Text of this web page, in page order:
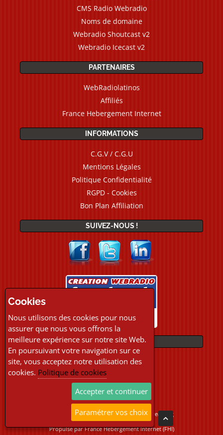
CMS Radio Webradio
Noms de domaine
Webradio Shoutcast v2
Webradio Icecast v2
PARTENAIRES
WebRadiolatinos
Affiliés
France Hebergement Internet
INFORMATIONS
C.G.V / C.G.U
Mentions Légales
Politique Confidentialité
RGPD - Cookies
Bon Plan Affiliation
SUIVEZ-NOUS !
PAIEMENTS
Copyright © 2026 Location Webradio Streaming
Tous droits réservés
Propulsé parFrance Hebergement Internet (FHI)
Cookies
Nous utilisons des cookies pour nous
assurer que nous vous offrons la
meilleure expérience sur notre site Web.
En poursuivant votre navigation sur ce
site, vous acceptez notre utilisation des
cookies. Politique de cookies
Accepter et continuer
Paramétrer vos choix